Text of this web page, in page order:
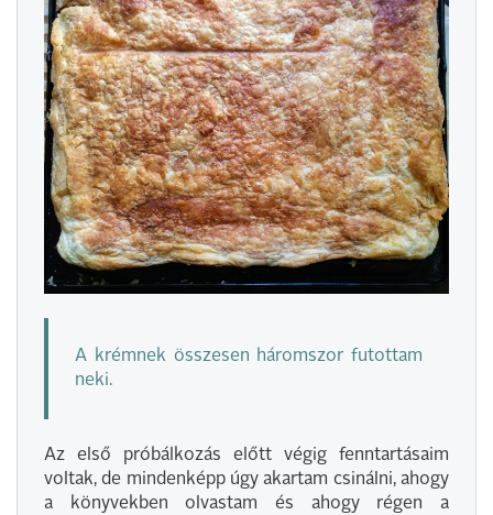
A krémnek összesen háromszor futottam
neki.
Az első próbálkozás előtt végig fenntartásaim
voltak, de mindenképp úgy akartam csinálni, ahogy
a könyvekben olvastam és ahogy régen a